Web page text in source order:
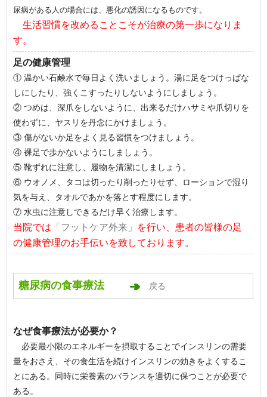
尿病がある人の場合には、悪化の誘因になるものです。
生活習慣を改めることこそが治療の第一歩になりま
す。
足の健康管理
① 温かい石鹸水で毎日よく洗いましょう。湯に足をつけっぱな
しにしたり、強くこすったりしないようにしましょう。
② つめは、深爪をしないように、出来るだけハサミや爪切りを
使わずに、ヤスリを丹念にかけましょう。
③ 傷がないか足をよく見る習慣をつけましょう。
④ 裸足で歩かないようにしましょう。
⑤ 靴ずれに注意し、履物を清潔にしましょう。
⑥ ウオノメ、タコは切ったり削ったりせず、ローションで湿り
気を与え、タオルであかを落とす程度にします。
⑦ 水虫に注意しできるだけ早く治療します。
当院では 「フットケア外来」
を行い、患者の皆様の足
の健康管理のお手伝いを致しております。
糖尿病の食事療法 戻る
なぜ食事療法が必要か？
必要最小限のエネルギーを摂取することでインスリンの需要
量をおさえ、その食生活を続けインスリンの効きをよくするこ
とにある。同時に栄養素のバランスを適切に保つことが必要で
ある。